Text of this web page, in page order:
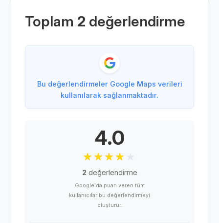
Toplam 2 değerlendirme
Bu değerlendirmeler Google Maps verileri
kullanılarak sağlanmaktadır.
4.0
2 değerlendirme
Google'da puan veren tüm
kullanıcılar bu değerlendirmeyi
oluşturur.